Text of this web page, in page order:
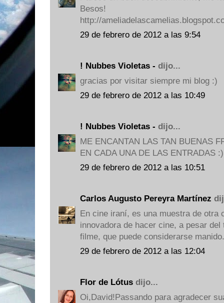
Besos!
http://
29 de febrero de 2012 a las 9:54
! Nubbes Violetas - dijo...
gracias por visitar siempre mi blog :)
29 de febrero de 2012 a las 10:49
! Nubbes Violetas - dijo...
ME ENCANTAN LAS TAN BUENAS
EN CADA UNA DE LAS ENTRADAS :)
29 de febrero de 2012 a las 10:51
Carlos Augusto Pereyra Martínez
En cine iraní, es una muestra de otra
innovadora de hacer cine, a pesar
filme, que puede considerarse
29 de febrero de 2012 a las 12:04
Flor de Lótus dijo...
Oi,David!Passando para agradecer